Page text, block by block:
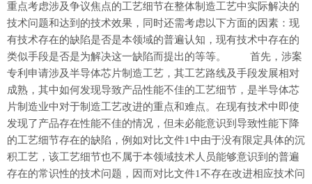
重点考虑涉及争议焦点的工艺细节在整体制造工艺中实际解决的
技术问题和达到的技术效果，同时还需考虑以下方面的因素：现
有技术存在的缺陷是否是本领域的普遍认知，现有技术中存在的
类似手段是否是为解决这一缺陷而提出的等等。 首先，涉案
专利申请涉及半导体芯片制造工艺，其工艺路线及手段发展相对
成熟，其中如何发现导致产品性能不佳的工艺细节，是半导体芯
片制造业中对于制造工艺改进的重点和难点。在现有技术中即使
发现了产品存在性能不佳的情况，但未必能意识到导致性能下降
的工艺细节存在的缺陷，例如对比文件1中由于没有限定具体的沉
积工艺，该工艺细节也不属于本领域技术人员能够意识到的普遍
存在的常识性的技术问题，因而对比文件1不存在改进相应技术问